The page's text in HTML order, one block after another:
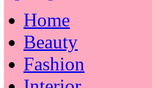
Home
Beauty
Fashion